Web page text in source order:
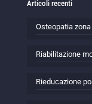
Articoli recenti
Osteopatia
Riabilitazione
Rieducazione